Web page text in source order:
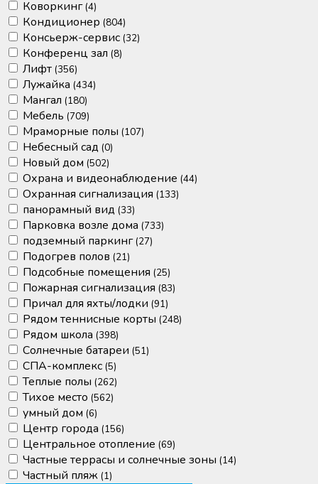
Коворкинг(4)
Кондиционер (804)
Консьерж-сервис (32)
Конференц зал (8)
Лифт (356)
Лужайка (434)
Мангал (180)
Мебель (709)
Мраморные полы (107)
Небесный сад (0)
Новый дом (502)
Охрана и видеонаблюдение (44)
Охранная сигнализация (133)
панорамный вид (33)
Парковка возле дома (733)
подземный паркинг(27)
Подогрев полов (21)
Подсобные помещения (25)
Пожарная сигнализация (83)
Причал для яхты/лодки (91)
Рядом теннисные корты (248)
Рядом школа (398)
Солнечные батареи (51)
СПА-комплекс (5)
Теплые полы (262)
Тихое место (562)
умный дом (6)
Центр города (156)
Центральное отопление (69)
Частные террасы и солнечные зоны (14)
Частный пляж (1)